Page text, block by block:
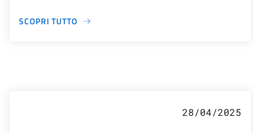
SCOPRI TUTTO
28/04/2025